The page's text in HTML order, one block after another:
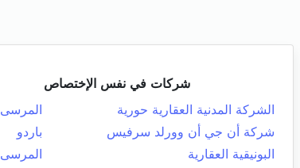
شركات في نفس الإختصاص
الشركة المدنية العقارية حورية
المرسى
شركة أن جي أن وورلد سرفيس
باردو
البونيقية العقارية
المرسى